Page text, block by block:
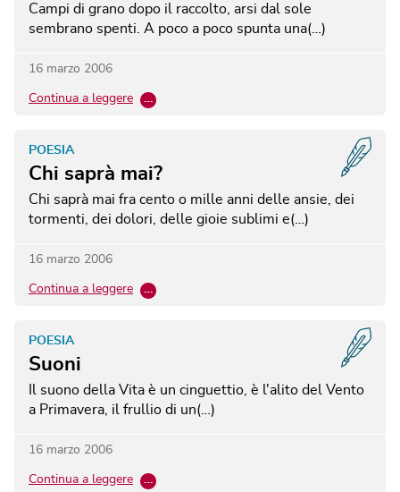
Campi di grano dopo il raccolto, arsi dal sole
sembrano spenti. A poco a poco spunta una(…)
16 marzo 2006
Continua a leggere …
Chi saprà mai?
POESIA
Chi saprà mai fra cento o mille anni delle ansie, dei
tormenti, dei dolori, delle gioie sublimi e(…)
16 marzo 2006
Continua a leggere …
Suoni
POESIA
Il suono della Vita è un cinguettio, è l'alito del Vento
a Primavera, il frullio di un(…)
16 marzo 2006
Continua a leggere …